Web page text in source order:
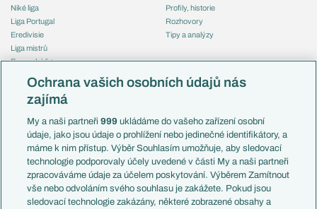
Niké liga
Liga Portugal
Eredivisie
Liga mistrů
Evropská liga
Mistrovství světa
Liga národů
Témata
Představení týmů MS
EuroSkauting
PL v kostce
Evropské koeficienty
Přestupy
Profily, historie
Rozhovory
Tipy a analýzy
Česko
Francie
Itálie
Německo
Španělsko
Argentina
Brazílie
Ochrana vašich osobních údajů nás
zajímá
My a naši partneři999 ukládáme do vašeho zařízení osobní
údaje, jako jsou údaje o prohlížení nebo jedinečné identifikátory, a
máme k nim přístup. Výběr Souhlasím umožňuje, aby sledovací
technologie podporovaly účely uvedené v části My a naši partneři
zpracováváme údaje za účelem poskytování. Výběrem Zamítnout
vše nebo odvoláním svého souhlasu je zakážete. Pokud jsou
sledovací technologie zakázány, některé zobrazené obsahy a